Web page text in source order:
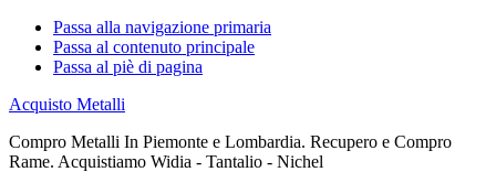
Passa alla navigazione primaria
Passa al contenuto principale
Passa al piè di pagina
Acquisto Metalli
Compro Metalli In Piemonte e Lombardia. Recupero e Compro
Rame. Acquistiamo Widia - Tantalio - Nichel